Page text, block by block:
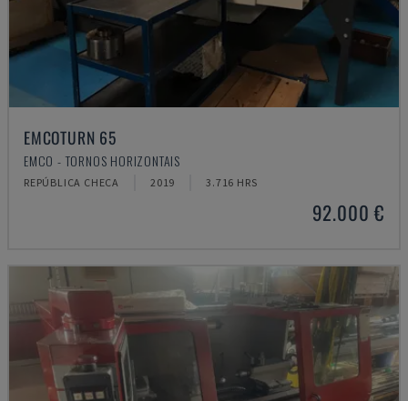
EMCOTURN 65
EMCO - TORNOS HORIZONTAIS
REPÚBLICA CHECA 2019 3.716 HRS
92.000 €